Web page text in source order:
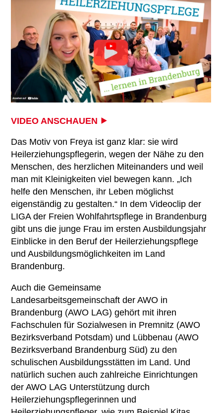
Ambulante Pflege
Erziehungs- & Familienberatung
Suchtberatung
Selbsthilfekontaktstelle im
„Zimmer mit Aussicht“
Mehrgenerationenhaus
Eltern-Kind-Zentrum Briesen
Angebote für Senioren
Kietztreff im „Zimmer mit Aussicht“
Betriebsrat
Chronik
Satzung
Übersicht
Mitglied werden
Ehrenamt
Spenden
VIDEO ANSCHAUEN ⯈
Das Motiv von Freya ist ganz klar: sie wird
Heilerziehungspflegerin, wegen der Nähe zu den
Menschen, des herzlichen Miteinanders und weil
man mit Kleinigkeiten viel bewegen kann. „Ich
helfe den Menschen, ihr Leben möglichst
eigenständig zu gestalten.“ In dem Videoclip der
LIGA der Freien Wohlfahrtspflege in Brandenburg
gibt uns die junge Frau im ersten Ausbildungsjahr
Einblicke in den Beruf der Heilerziehungspflege
und Ausbildungsmöglichkeiten im Land
Brandenburg.
Auch die Gemeinsame
Landesarbeitsgemeinschaft der AWO in
Brandenburg (AWO LAG) gehört mit ihren
Fachschulen für Sozialwesen in Premnitz (AWO
Bezirksverband Potsdam) und Lübbenau (AWO
Bezirksverband Brandenburg Süd) zu den
schulischen Ausbildungsstätten im Land. Und
natürlich suchen auch zahlreiche Einrichtungen
der AWO LAG Unterstützung durch
Heilerziehungspflegerinnen und